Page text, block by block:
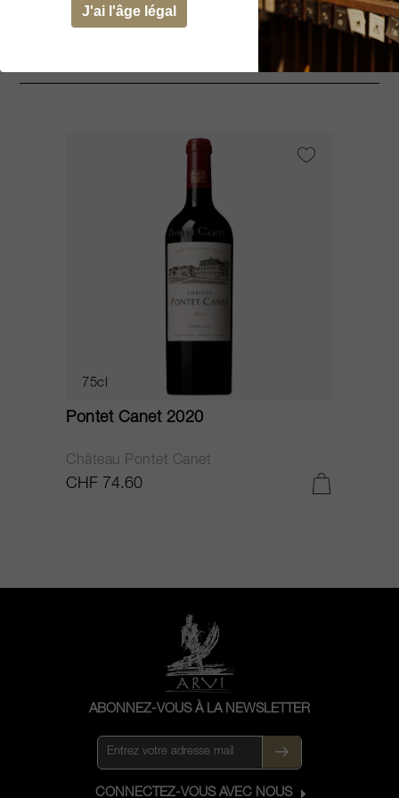
Cela pourrait vous intéresser
75cl
Pontet Canet 2020
Château Pontet Canet
CHF 74.60
ABONNEZ-VOUS À LA NEWSLETTER
CONNECTEZ-VOUS AVEC NOUS
J'ai l'âge légal